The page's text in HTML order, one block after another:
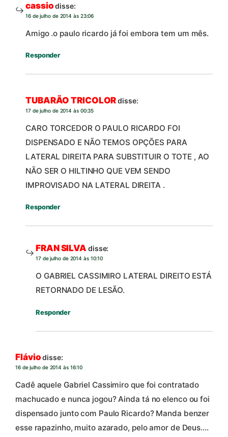
cassiodisse:
16 de julho de 2014 às 23:06
Amigo .o paulo ricardo já foi embora tem um mês.
Responder
TUBARÃO TRICOLORdisse:
17 de julho de 2014 às 00:35
CARO TORCEDOR O PAULO RICARDO FOI
DISPENSADO E NÃO TEMOS OPÇÕES PARA
LATERAL DIREITA PARA SUBSTITUIR O TOTE , AO
NÃO SER O HILTINHO QUE VEM SENDO
IMPROVISADO NA LATERAL DIREITA .
Responder
FRAN SILVA disse:
17 de julho de 2014 às 10:10
O GABRIEL CASSIMIRO LATERAL DIREITO ESTÁ
RETORNADO DE LESÃO.
Responder
Fláviodisse:
16 de julho de 2014 às 16:10
Cadê aquele Gabriel Cassimiro que foi contratado
machucado e nunca jogou? Ainda tá no elenco ou foi
dispensado junto com Paulo Ricardo? Manda benzer
esse rapazinho, muito azarado, pelo amor de Deus….